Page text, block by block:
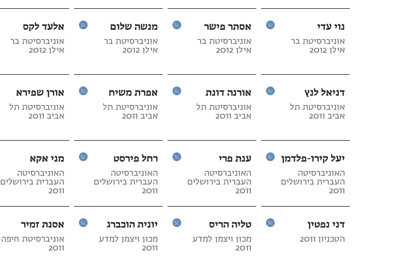
נוי עדי
אוניברסיטת בר
אילן 2012
אסתר פישר
אוניברסיטת בר
אילן 2012
מנשה שלום
אוניברסיטת בר
אילן 2012
אלעד לקס
אוניברסיטת בר
אילן 2012
דניאל לנץ
אוניברסיטת תל
אביב 2011
אורנה דונת
אוניברסיטת תל
אביב 2011
אפרת משיח
אוניברסיטת תל
אביב 2011
אורן שפירא
אוניברסיטת תל
אביב 2011
יעל קירו-פלדמן
האוניברסיטה
העברית בירושלים
2011
ענת פרי
האוניברסיטה
העברית בירושלים
2011
רחל פירסט
האוניברסיטה
העברית בירושלים
2011
מני אקא
האוניברסיטה
העברית בירושלים
2011
דני נפטין
הטכניון 2011
טליה הריס
מכון ויצמן למדע
2011
יונית הוכברג
מכון ויצמן למדע
2011
אסנת זמיר
אוניברסיטת חיפה
2011